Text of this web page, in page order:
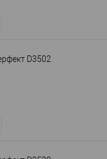
D3502